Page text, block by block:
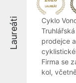
Laureáti
Cyklo
prodejce
Firma se
kol,